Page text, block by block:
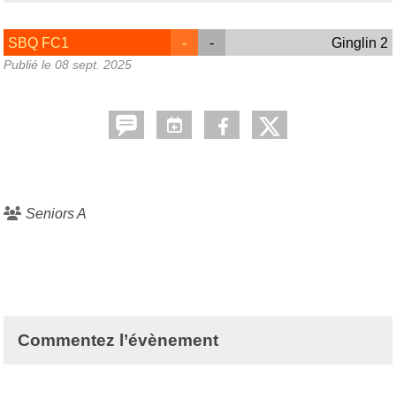
SBQ FC1 - - Ginglin 2
Publié le 08 sept. 2025
Seniors A
Commentez l’évènement